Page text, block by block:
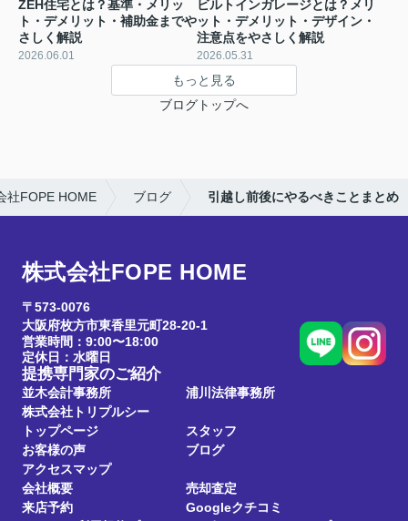
ZEH住宅とは？基準・メリッ
ト・デメリット・補助金までや
さしく解説
2026.06.01
ビルトインガレージとは？メリ
ット・デメリット・デザイン・
注意点をやさしく解説
2026.05.31
もっと見る
ブログトップへ
社FOPE HOME ブログ 引越し前後にやるべきことまとめ
株式会社FOPE HOME
〒573-0076
大阪府枚方市東香里元町28-20-1
営業時間：9:00〜18:00
定休日：水曜日
提携専門家のご紹介
並木会計事務所
浦川法律事務所
株式会社トリプルシー
トップページ
スタッフ
お客様の声
ブログ
アクセスマップ
会社概要
売却査定
来店予約
Googleクチコミ